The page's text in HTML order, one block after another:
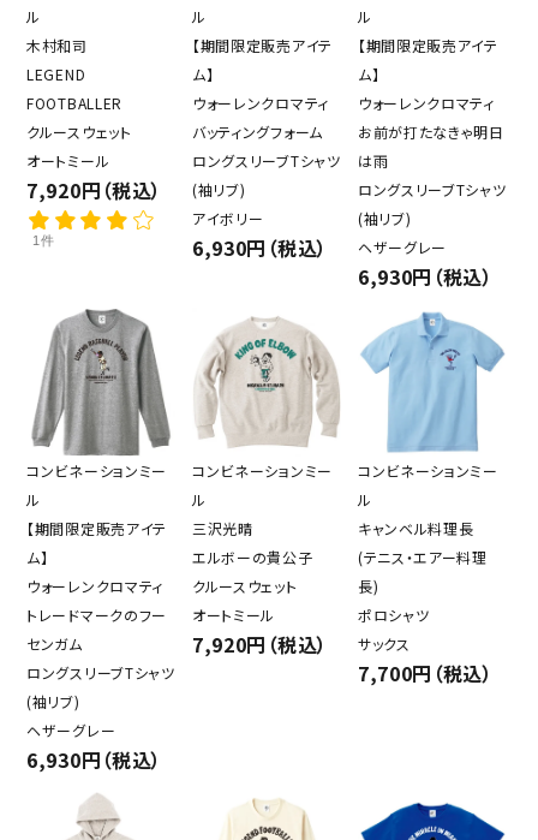
ル
木村和司
LEGEND
FOOTBALLER
クルースウェット
オートミール
7,920円（税込）
1件
ル
【期間限定販売アイテ
ム】
ウォーレンクロマティ
バッティングフォーム
ロングスリーブTシャツ
(袖リブ)
アイボリー
6,930円（税込）
ル
【期間限定販売アイテ
ム】
ウォーレンクロマティ
お前が打たなきゃ明日
は雨
ロングスリーブTシャツ
(袖リブ)
ヘザーグレー
6,930円（税込）
コンビネーションミー
ル
【期間限定販売アイテ
ム】
ウォーレンクロマティ
トレードマークのフー
センガム
ロングスリーブTシャツ
(袖リブ)
ヘザーグレー
6,930円（税込）
コンビネーションミー
ル
三沢光晴
エルボーの貴公子
クルースウェット
オートミール
7,920円（税込）
コンビネーションミー
ル
キャンベル料理長
(テニス・エアー料理
長)
ポロシャツ
サックス
7,700円（税込）